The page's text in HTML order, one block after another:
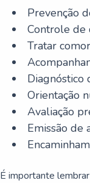
Prevenção
Controle de
Tratar
Diagnóstico
Orientação
Avaliação
Emissão de
É importante